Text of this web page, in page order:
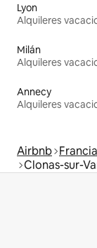
Lyon
Alquileres
Milán
Alquileres
Annecy
Alquileres
Airbnb Francia
Clonas-sur-